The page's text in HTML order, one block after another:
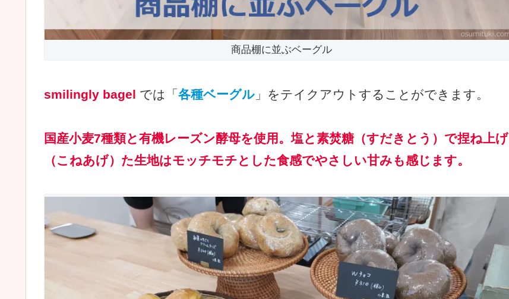
商品棚に並ぶベーグル
smilingly bagel では「 各種ベーグル 」をテイクアウトすることができます。
国産小麦7種類と有機レーズン酵母を使用。塩と素焚糖（すだきとう）で捏ね上げ
（こねあげ）た生地はモッチモチとした食感でやさしい甘みも感じます。